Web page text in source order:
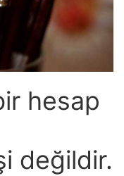
hesap
değildir.